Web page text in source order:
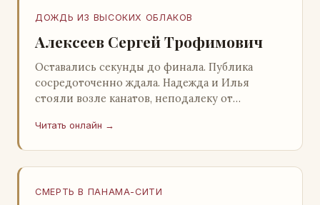
ДОЖДЬ ИЗ ВЫСОКИХ ОБЛАКОВ
Алексеев Сергей Трофимович
Оставались секунды до финала. Публика
сосредоточенно ждала. Надежда и Илья
стояли возле канатов, неподалеку от
прочей публики, …
Читать онлайн →
СМЕРТЬ В ПАНАМА-СИТИ